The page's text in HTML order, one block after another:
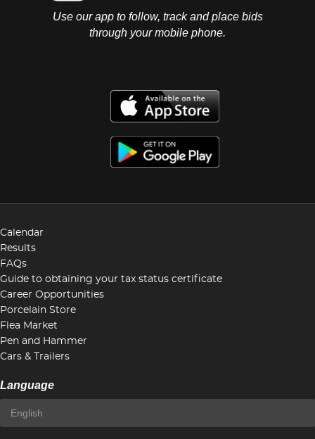
Use our app to follow, track and place bids
through your mobile phone.
Calendar
Results
FAQs
Guide to obtaining your tax status certificate
Career Opportunities
Porcelain Store
Flea Market
Pen and Hammer
Cars & Trailers
Language